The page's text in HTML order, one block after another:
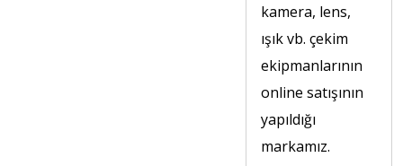
kamera, lens,
ışık vb. çekim
ekipmanlarının
online satışının
yapıldığı
markamız.